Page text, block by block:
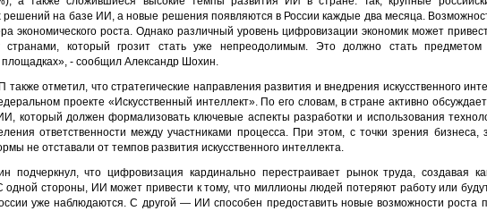
решений на базе ИИ, а новые решения появляются в России каждые два месяца.
экономического роста. Однако различный уровень цифровизации экономик может
странами, который грозит стать уже непреодолимым. Это должно стать
- сообщил Александр Шохин.
отметил, что стратегические направления развития и внедрения искусственного
проекте «Искусственный интеллект». По его словам, в стране активно
который должен формализовать ключевые аспекты разработки и использования
ответственности между участниками процесса. При этом, с точки зрения бизнеса,
не отставали от темпов развития искусственного интеллекта.
подчеркнул, что цифровизация кардинально перестраивает рынок труда, создавая
одной стороны, ИИ может привести к тому, что миллионы людей потеряют работу или
уже наблюдаются. С другой — ИИ способен предоставить новые возможности роста